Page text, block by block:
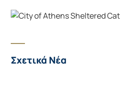
Σχετικά Νέα